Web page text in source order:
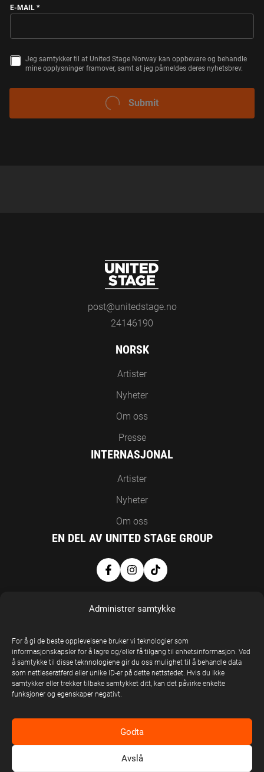
Administrer samtykke
For å gi de beste opplevelsene bruker vi teknologier som
informasjonskapsler for å lagre og/eller få tilgang til enhetsinformasjon. Ved
å samtykke til disse teknnologiene gir du oss mulighet til å behandle data
som nettleseratferd eller unike ID-er på dette nettstedet. Hvis du ikke
samtykker eller trekker tilbake samtykket ditt, kan det påvirke enkelte
funksjoner og egenskaper negativt.
Godta
Avslå
E-MAIL *
A
G
A
Y
S
A
T
Jeg samtykker til at United Stage Norway kan oppbevare og behandle
mine opplysninger framover, samt at jeg påmeldes deres nyhetsbrev.
SUBMIT
post@unitedstage.no
24146190
NORSK
Artister
Nyheter
Om oss
Presse
INTERNASJONAL
Artister
Nyheter
Om oss
EN DEL AV UNITED STAGE GROUP
United Stage
Group © Copyright
2026